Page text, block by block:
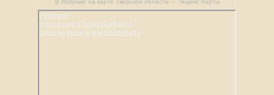
В Избушке
Конный клуб в Тверской области
Отдых на ферме в Тверской области